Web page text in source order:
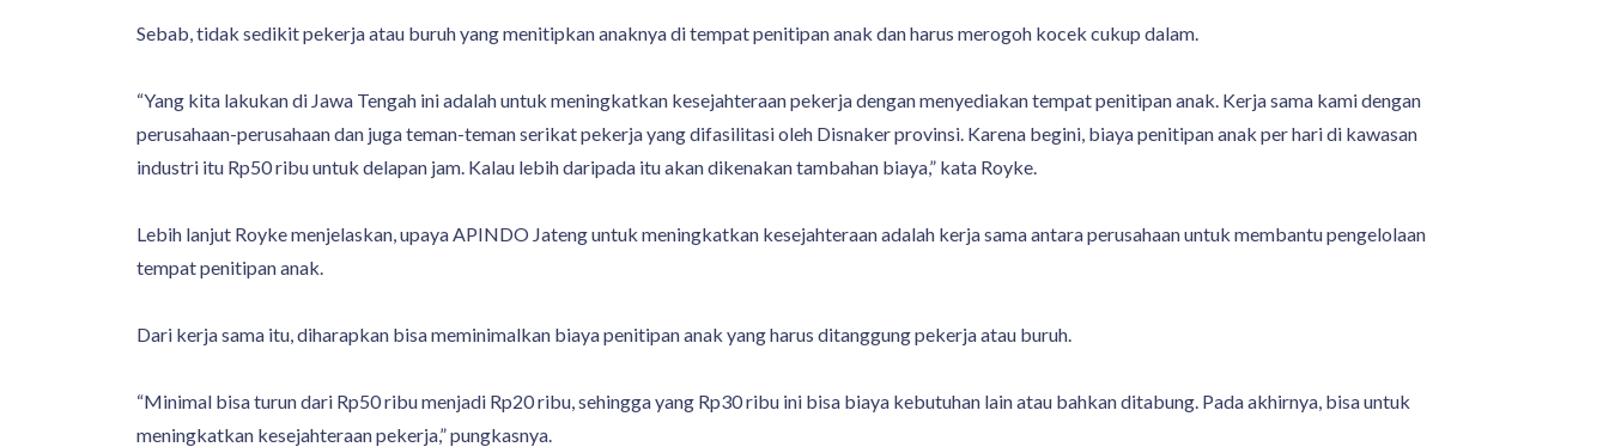
Sebab, tidak sedikit pekerja atau buruh yang menitipkan anaknya di tempat penitipan anak dan harus merogoh kocek cukup dalam.
“Yang kita lakukan di Jawa Tengah ini adalah untuk meningkatkan kesejahteraan pekerja dengan menyediakan tempat penitipan anak. Kerja sama kami dengan
perusahaan-perusahaan dan juga teman-teman serikat pekerja yang difasilitasi oleh Disnaker provinsi. Karena begini, biaya penitipan anak per hari di kawasan
industri itu Rp50 ribu untuk delapan jam. Kalau lebih daripada itu akan dikenakan tambahan biaya,” kata Royke.
Lebih lanjut Royke menjelaskan, upaya APINDO Jateng untuk meningkatkan kesejahteraan adalah kerja sama antara perusahaan untuk membantu pengelolaan
tempat penitipan anak.
Dari kerja sama itu, diharapkan bisa meminimalkan biaya penitipan anak yang harus ditanggung pekerja atau buruh.
“Minimal bisa turun dari Rp50 ribu menjadi Rp20 ribu, sehingga yang Rp30 ribu ini bisa biaya kebutuhan lain atau bahkan ditabung. Pada akhirnya, bisa untuk
meningkatkan kesejahteraan pekerja,” pungkasnya.